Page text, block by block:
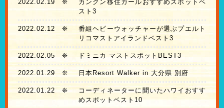
2022.02.19 ❊
カンクン移住ガールおすすめスポットベ
スト3
2022.02.12 ❊
番組ヘビーウォッチャーが選ぶプエルト
リコマストアイランドベスト3
2022.02.05 ❊ ドミニカ マストスポットBEST3
2022.01.29 ❊ 日本Resort Walker in 大分県 別府
2022.01.22❊
コーディネーターに聞いたハワイおすす
めスポットベスト10